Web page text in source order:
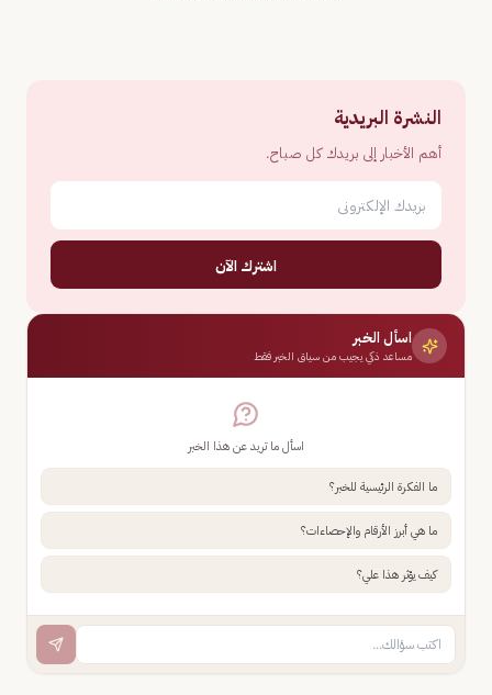
النشرة البريدية
أهم الأخبار إلى بريدك كل صباح.
اشترك الآن
اسأل الخبر
مساعد ذكي يجيب من سياق الخبر فقط
اسأل ما تريد عن هذا الخبر
ما الفكرة الرئيسية للخبر؟
ما هي أبرز الأرقام والإحصاءات؟
كيف يؤثر هذا علي؟